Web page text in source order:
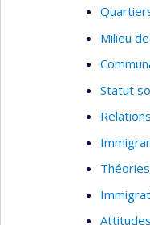
Milieu
Statut